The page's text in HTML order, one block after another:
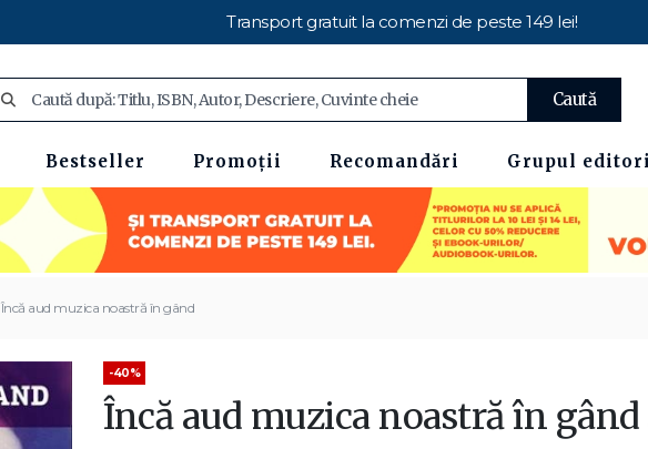
Transport gratuit la comenzi de peste 149 lei!
Caută
Bestseller Promoții Recomandări Grupul
Încă aud muzica noastră în gând
-40%
Încă aud muzica noastră în gând